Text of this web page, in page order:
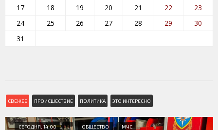
17
18 19 20 21 22
23
24
25 26 27 28 29
30
31
СВЕЖЕЕ ПРОИСШЕСТВИЕ ПОЛИТИКА ЭТО ИНТЕРЕСНО
СЕГОДНЯ, 14:00 ОБЩЕСТВО МЧС